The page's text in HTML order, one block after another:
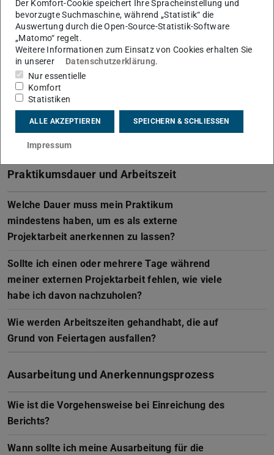
Ist die Durchführung der externe Projektarbeit
auch im Ausland möglich?
Bietet die Technische Universität Darmstadt
Stipendien für Praktika im Ausland an?
Wie bin ich kranken- und unfallversichert?
Wo bekomme ich Unterstützung bei der
Praktikumsdauer und Arbeitszeit
Welche Dauer muss mein Praktikum
mindestens haben, um es als externe
Projektarbeit anerkennen zu lassen?
Sollte ich einen oder mehrere Tage während
meiner externen Projektarbeit fehlen, wie viele
habe ich davon nachzuholen?
Wie werden Arbeitszeiten gehandhabt, die auf
Grund von Feiertagen ausfallen?
Ausarbeitung und Anerkennungsprozess
Wie ist die Vorgehensweise bei Einreichung des
Berichts?
Wann sollte ich meine Ausarbeitung für die
Der Komfort-Cookie speichert Ihre Spracheinstellung und
bevorzugte Suchmaschine, während „Statistik“ die
Auswertung durch die Open-Source-Statistik-Software
„Matomo“ regelt.
Weitere Informationen zum Einsatz von Cookies erhalten Sie
in unserer
Datenschutzerklärung.
Nur essentielle
Komfort
Statistiken
ALLE AKZEPTIEREN SPEICHERN & SCHLIESSEN
Impressum